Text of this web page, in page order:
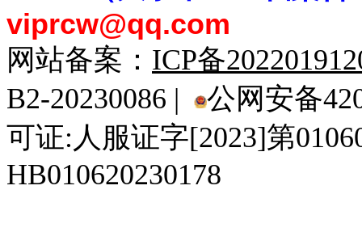
viprcw@qq.com
网站备案： ICP备
B2-20230086 |
公网安备
可证:人服证字[2023]第
HB010620230178